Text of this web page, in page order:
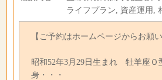
ライフプラン, 資産運用,
【ご予約はホームページからお願
昭和52年3月29日生まれ 牡羊座
身・・・